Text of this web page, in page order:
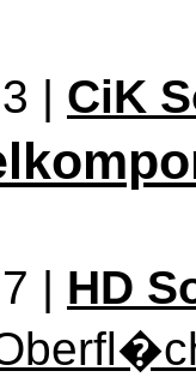
| CiK
| HD